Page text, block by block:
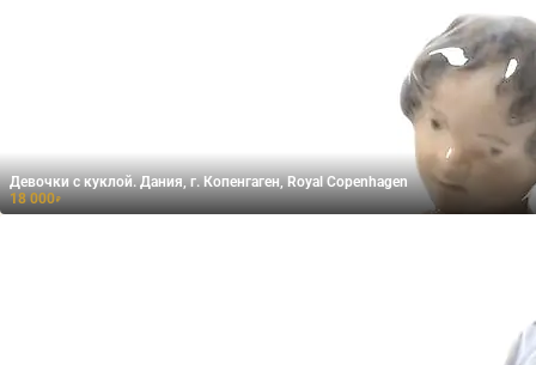
Девочки с куклой. Дания, г. Копенгаген, Royal Copenhagen
18 000₽